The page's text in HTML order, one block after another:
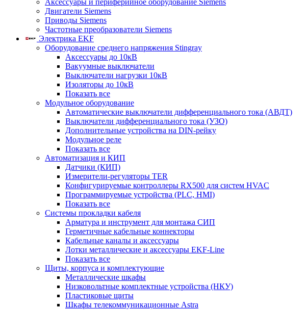
Аксессуары и периферийное оборудование Siemens
Двигатели Siemens
Приводы Siemens
Частотные преобразователи Siemens
Электрика EKF
Оборудование среднего напряжения Stingray
Аксессуары до 10кВ
Вакуумные выключатели
Выключатели нагрузки 10кВ
Изоляторы до 10кВ
Показать все
Модульное оборудование
Автоматические выключатели дифференциального тока (АВДТ)
Выключатели дифференциального тока (УЗО)
Дополнительные устройства на DIN-рейку
Модульное реле
Показать все
Автоматизация и КИП
Датчики (КИП)
Измерители-регуляторы TER
Конфигурируемые контроллеры RX500 для систем HVAC
Программируемые устройства (PLC, HMI)
Показать все
Системы прокладки кабеля
Арматура и инструмент для монтажа СИП
Герметичные кабельные коннекторы
Кабельные каналы и аксессуары
Лотки металлические и аксессуары EKF-Line
Показать все
Щиты, корпуса и комплектующие
Металлические шкафы
Низковольтные комплектные устройства (НКУ)
Пластиковые щиты
Шкафы телекоммуникационные Astra